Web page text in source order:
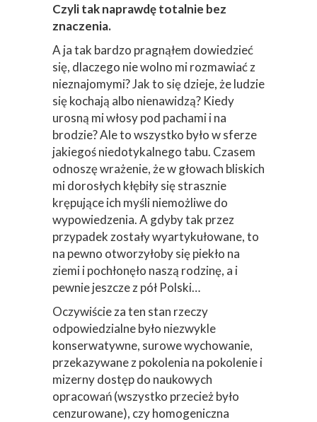
Czyli tak naprawdę totalnie bez
znaczenia.
A ja tak bardzo pragnąłem dowiedzieć
się, dlaczego nie wolno mi rozmawiać z
nieznajomymi? Jak to się dzieje, że ludzie
się kochają albo nienawidzą? Kiedy
urosną mi włosy pod pachami i na
brodzie? Ale to wszystko było w sferze
jakiegoś niedotykalnego tabu. Czasem
odnoszę wrażenie, że w głowach bliskich
mi dorosłych kłębiły się strasznie
krępujące ich myśli niemożliwe do
wypowiedzenia. A gdyby tak przez
przypadek zostały wyartykułowane, to
na pewno otworzyłoby się piekło na
ziemi i pochłonęło naszą rodzinę, a i
pewnie jeszcze z pół Polski…
Oczywiście za ten stan rzeczy
odpowiedzialne było niezwykle
konserwatywne, surowe wychowanie,
przekazywane z pokolenia na pokolenie i
mizerny dostęp do naukowych
opracowań (wszystko przecież było
cenzurowane), czy homogeniczna